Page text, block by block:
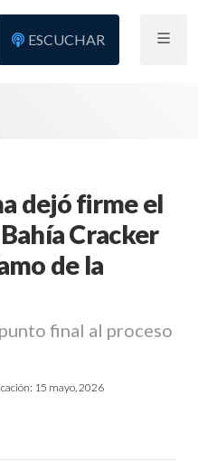
ESCUCHAR
dejó firme el
Cracker
de la
final al proceso
15 mayo, 2026